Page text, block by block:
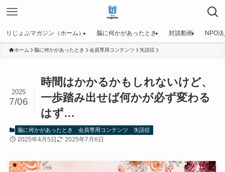
りじょぶマガジン（ホーム） 脳に何かがあったとき 対談動画 NPO
ホーム 脳に何かがあったとき 会員専用コンテンツ 失語症
時間はかかるかもしれないけど、
一歩踏み出せば何かが必ず変わる
はず…
2025
7/06
脳に何かがあったとき 会員専用コンテンツ 失語症
2025年4月5日 2025年7月6日